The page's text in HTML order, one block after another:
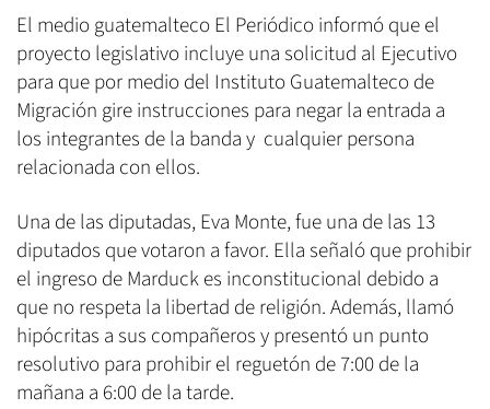
El medio guatemalteco El Periódico informó que el
proyecto legislativo incluye una solicitud al Ejecutivo
para que por medio del Instituto Guatemalteco de
Migración gire instrucciones para negar la entrada a
los integrantes de la banda y cualquier persona
relacionada con ellos.
Una de las diputadas, Eva Monte, fue una de las 13
diputados que votaron a favor. Ella señaló que prohibir
el ingreso de Marduck es inconstitucional debido a
que no respeta la libertad de religión. Además, llamó
hipócritas a sus compañeros y presentó un punto
resolutivo para prohibir el reguetón de 7:00 de la
mañana a 6:00 de la tarde.